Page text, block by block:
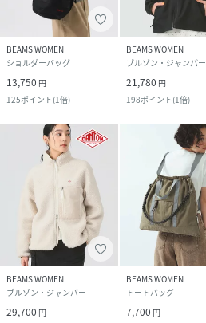
BEAMS WOMEN
ショルダーバッグ
13,750 円
125ポイント(1倍)
BEAMS WOMEN
ブルゾン・ジャンパー
21,780 円
198ポイント(1倍)
BEAMS WOMEN
ブルゾン・ジャンパー
29,700 円
BEAMS WOMEN
トートバッグ
7,700 円